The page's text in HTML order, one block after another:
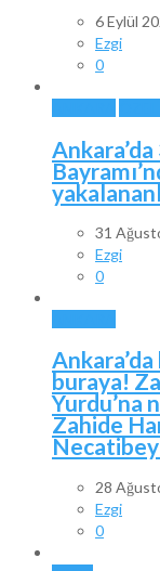
6 Eylül
Ezgi
0
31
Ezgi
0
buraya!
Yurdu’na
Zahide
28
Ezgi
0